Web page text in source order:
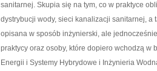
sanitarnej. Skupia się na tym, co w praktyce
dystrybucji wody, sieci kanalizacji sanitarnej, a
opisana w sposób inżynierski, ale
praktycy oraz osoby, które dopiero wchodzą
Energii i Systemy Hybrydowe i Inżynieria